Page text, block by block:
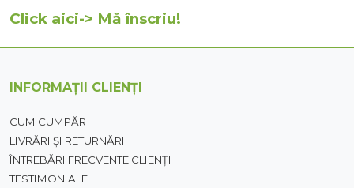
Click aici-> Mă înscriu!
INFORMAȚII CLIENȚI
CUM CUMPĂR
LIVRĂRI ȘI RETURNĂRI
ÎNTREBĂRI FRECVENTE CLIENȚI
TESTIMONIALE